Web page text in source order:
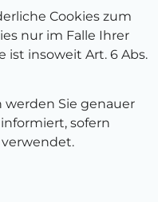
Cookies zum
nur im Falle Ihrer
ist insoweit Art. 6 Abs.
Sie genauer
sofern